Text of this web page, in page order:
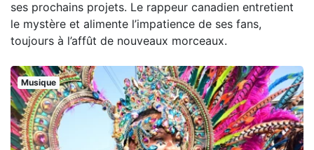
ses prochains projets. Le rappeur canadien entretient
le mystère et alimente l’impatience de ses fans,
toujours à l’affût de nouveaux morceaux.
Musique